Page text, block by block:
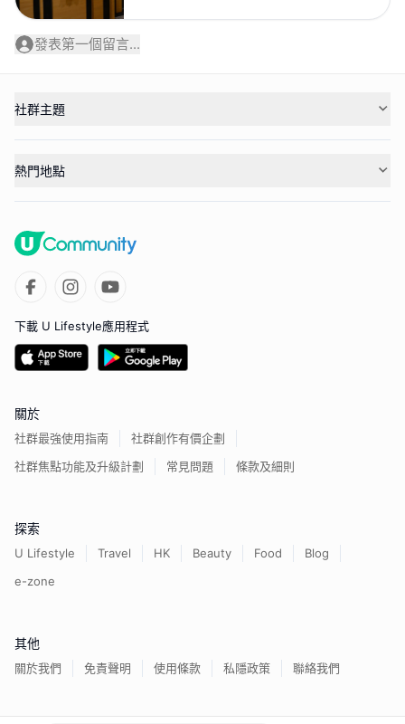
發表第一個留言...
社群主題
熱門地點
下載 U Lifestyle應用程式
關於
社群最強使用指南
社群創作有價企劃
社群焦點功能及升級計劃
常見問題 條款及細則
探索
U Lifestyle Travel HK Beauty Food
Blog
e-zone
其他
關於我們 免責聲明 使用條款 私隱政策 聯絡我們